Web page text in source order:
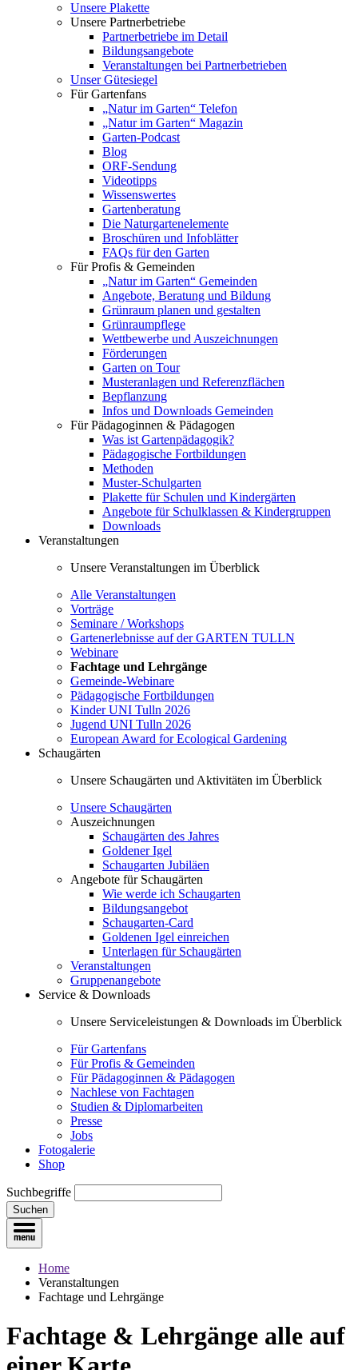
Unsere Plakette
Unsere Partnerbetriebe
Partnerbetriebe im Detail
Bildungsangebote
Veranstaltungen bei Partnerbetrieben
Unser Gütesiegel
Für Gartenfans
„Natur im Garten“ Telefon
„Natur im Garten“ Magazin
Garten-Podcast
Blog
ORF-Sendung
Videotipps
Wissenswertes
Gartenberatung
Die Naturgartenelemente
Broschüren und Infoblätter
FAQs für den Garten
Für Profis & Gemeinden
„Natur im Garten“ Gemeinden
Angebote, Beratung und Bildung
Grünraum planen und gestalten
Grünraumpflege
Wettbewerbe und Auszeichnungen
Förderungen
Garten on Tour
Musteranlagen und Referenzflächen
Bepflanzung
Infos und Downloads Gemeinden
Für Pädagoginnen & Pädagogen
Was ist Gartenpädagogik?
Pädagogische Fortbildungen
Methoden
Muster-Schulgarten
Plakette für Schulen und Kindergärten
Angebote für Schulklassen & Kindergruppen
Downloads
Veranstaltungen
Unsere Veranstaltungen im Überblick
Alle Veranstaltungen
Vorträge
Seminare / Workshops
Gartenerlebnisse auf der GARTEN TULLN
Webinare
Fachtage und Lehrgänge
Gemeinde-Webinare
Pädagogische Fortbildungen
Kinder UNI Tulln 2026
Jugend UNI Tulln 2026
European Award for Ecological Gardening
Schaugärten
Unsere Schaugärten und Aktivitäten im Überblick
Unsere Schaugärten
Auszeichnungen
Schaugärten des Jahres
Goldener Igel
Schaugarten Jubiläen
Angebote für Schaugärten
Wie werde ich Schaugarten
Bildungsangebot
Schaugarten-Card
Goldenen Igel einreichen
Unterlagen für Schaugärten
Veranstaltungen
Gruppenangebote
Service & Downloads
Unsere Serviceleistungen & Downloads im Überblick
Für Gartenfans
Für Profis & Gemeinden
Für Pädagoginnen & Pädagogen
Nachlese von Fachtagen
Studien & Diplomarbeiten
Presse
Jobs
Fotogalerie
Shop
Suchbegriffe
Suchen
Home
Veranstaltungen
Fachtage und Lehrgänge
Fachtage & Lehrgänge alle auf